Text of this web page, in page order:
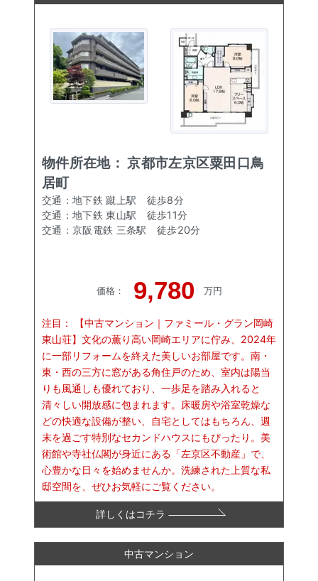
物件所在地：京都市左京区粟田口鳥
居町
交通： 地下鉄 蹴上駅 徒歩8分
交通： 地下鉄 東山駅 徒歩11分
交通： 京阪電鉄 三条駅 徒歩20分
価格： 9,780 万円
注目：
【中古マンション｜ファミール・グラン岡崎
東山荘】文化の薫り高い岡崎エリアに佇み、2024年
に一部リフォームを終えた美しいお部屋です。南・
東・西の三方に窓がある角住戸のため、室内は陽当
りも風通しも優れており、一歩足を踏み入れると
清々しい開放感に包まれます。床暖房や浴室乾燥な
どの快適な設備が整い、自宅としてはもちろん、週
末を過ごす特別なセカンドハウスにもぴったり。美
術館や寺社仏閣が身近にある「左京区不動産」で、
心豊かな日々を始めませんか。洗練された上質な私
邸空間を、ぜひお気軽にご覧ください。
詳しくはコチラ
中古マンション